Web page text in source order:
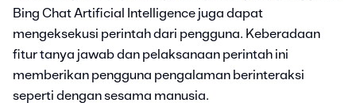
Bing Chat Artificial Intelligence juga dapat
mengeksekusi perintah dari pengguna. Keberadaan
fitur tanya jawab dan pelaksanaan perintah ini
memberikan pengguna pengalaman berinteraksi
seperti dengan sesama manusia.